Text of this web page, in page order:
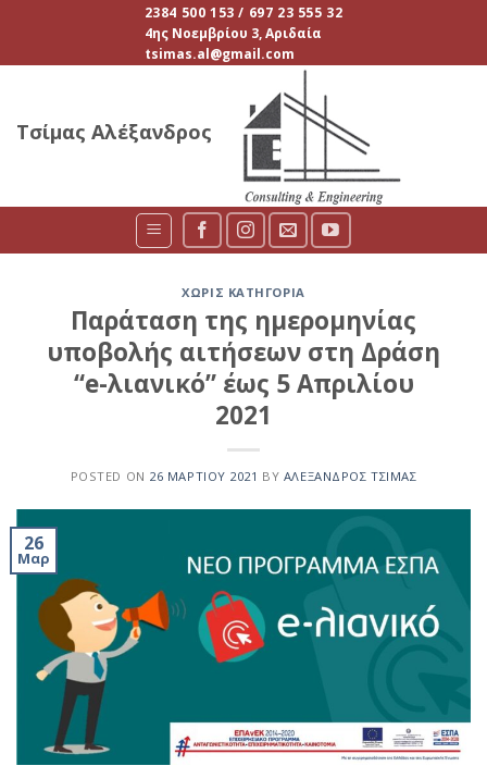
content
2384 500 153 / 697 23 555 32
4ης Νοεμβρίου 3, Αριδαία
tsimas.al@gmail.com
Τσίμας Αλέξανδρος
ΧΩΡΊΣ ΚΑΤΗΓΟΡΊΑ
Παράταση της ημερομηνίας
υποβολής αιτήσεων στη Δράση
“e-λιανικό” έως 5 Απριλίου
2021
POSTED ON 26 ΜΑΡΤΊΟΥ 2021 BY ΑΛΈΞΑΝΔΡΟΣ ΤΣΊΜΑΣ
26
Μαρ